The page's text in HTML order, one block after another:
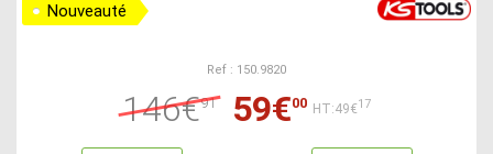
Nouveauté
Ref : 150.9820
146€91 59€00 HT:49€17